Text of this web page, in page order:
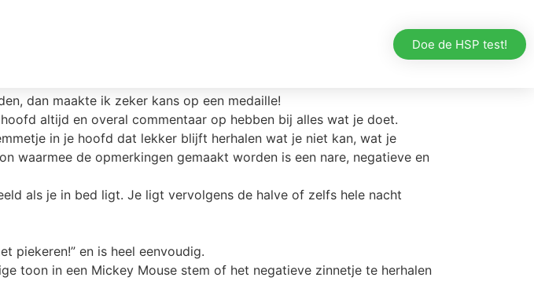
Doe de HSP test!
dan maakte ik zeker kans op een medaille!
altijd en overal commentaar op hebben bij alles wat je doet.
in je hoofd dat lekker blijft herhalen wat je niet kan, wat je
waarmee de opmerkingen gemaakt worden is een nare, negatieve en
als je in bed ligt. Je ligt vervolgens de halve of zelfs hele nacht
piekeren!” en is heel eenvoudig.
toon in een Mickey Mouse stem of het negatieve zinnetje te herhalen